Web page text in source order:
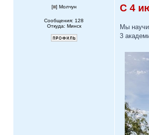
[ ] Молчун
Сообщения: 128
Откуда: Минск
С 4
Мы
3